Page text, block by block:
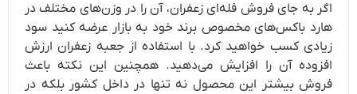
اگر به جای فروش فله‌ای زعفران، آن را در وزن‌های مختلف در
هارد باکس‌های مخصوص برند خود به بازار عرضه کنید سود
زیادی کسب خواهید کرد. با استفاده از جعبه زعفران ارزش
افزوده آن را افزایش می‌دهید. همچنین این نکته باعث
فروش بیشتر این محصول نه تنها در داخل کشور بلکه در